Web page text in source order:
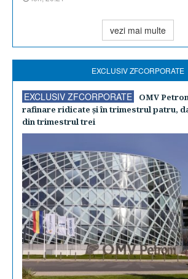
vezi mai multe
EXCLUSIV ZFCORPORATE
EXCLUSIV ZFCORPORATE
OMV
rafinare ridicate şi în trimestrul patru,
din trimestrul trei